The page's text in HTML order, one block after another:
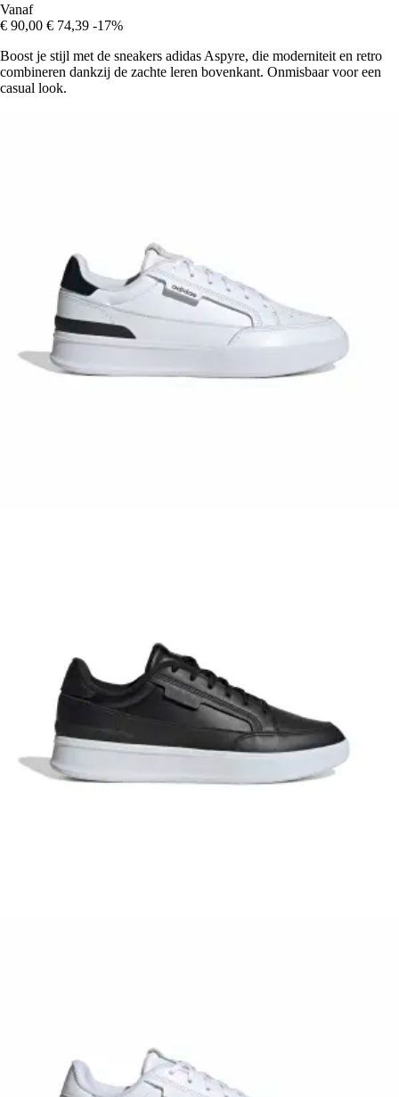
Vanaf
€ 90,00 € 74,39 -17%
Boost je stijl met de sneakers adidas Aspyre, die moderniteit en retro
combineren dankzij de zachte leren bovenkant. Onmisbaar voor een
casual look.